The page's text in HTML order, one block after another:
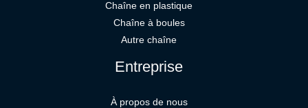
Chaîne en plastique
Chaîne à boules
Autre chaîne
Entreprise
À propos de nous